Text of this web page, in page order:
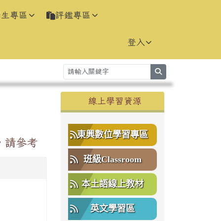
專區 評鑑專區
登入
請參考
右邊區域內容
線上學習資源
東興數位學習專區
班級Classroom
本土語線上教材
英文學習區